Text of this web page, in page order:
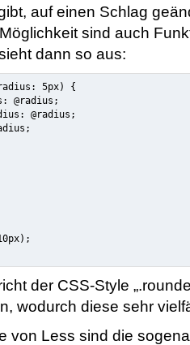
auf einen Schlag
sind auch
dann so aus:
5px) {
@radius;
@radius;
der CSS-Style
, wodurch diese sehr
von Less sind die